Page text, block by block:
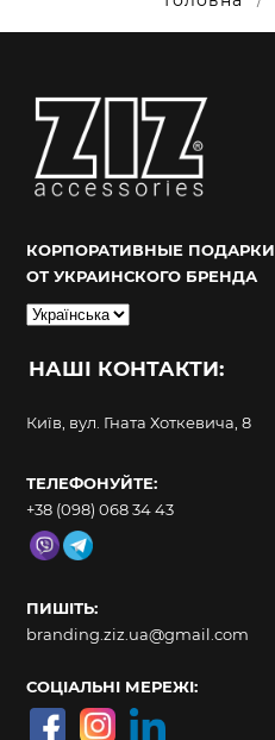
КОРПОРАТИВНЫЕ ПОДАРКИ
ОТ УКРАИНСКОГО БРЕНДА
Вибрати
НАШІ КОНТАКТИ:
Київ, вул. Гната Хоткевича, 8
ТЕЛЕФОНУЙТЕ:
+38 (098) 068 34 43
ПИШІТЬ:
branding.ziz.ua@gmail.com
СОЦІАЛЬНІ МЕРЕЖІ: